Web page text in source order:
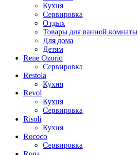
Кухня
Сервировка
Отдых
Товары для ванной комнаты
Для дома
Детям
Rene Ozorio
Сервировка
Restola
Кухня
Revol
Кухня
Сервировка
Risoli
Кухня
Rococo
Сервировка